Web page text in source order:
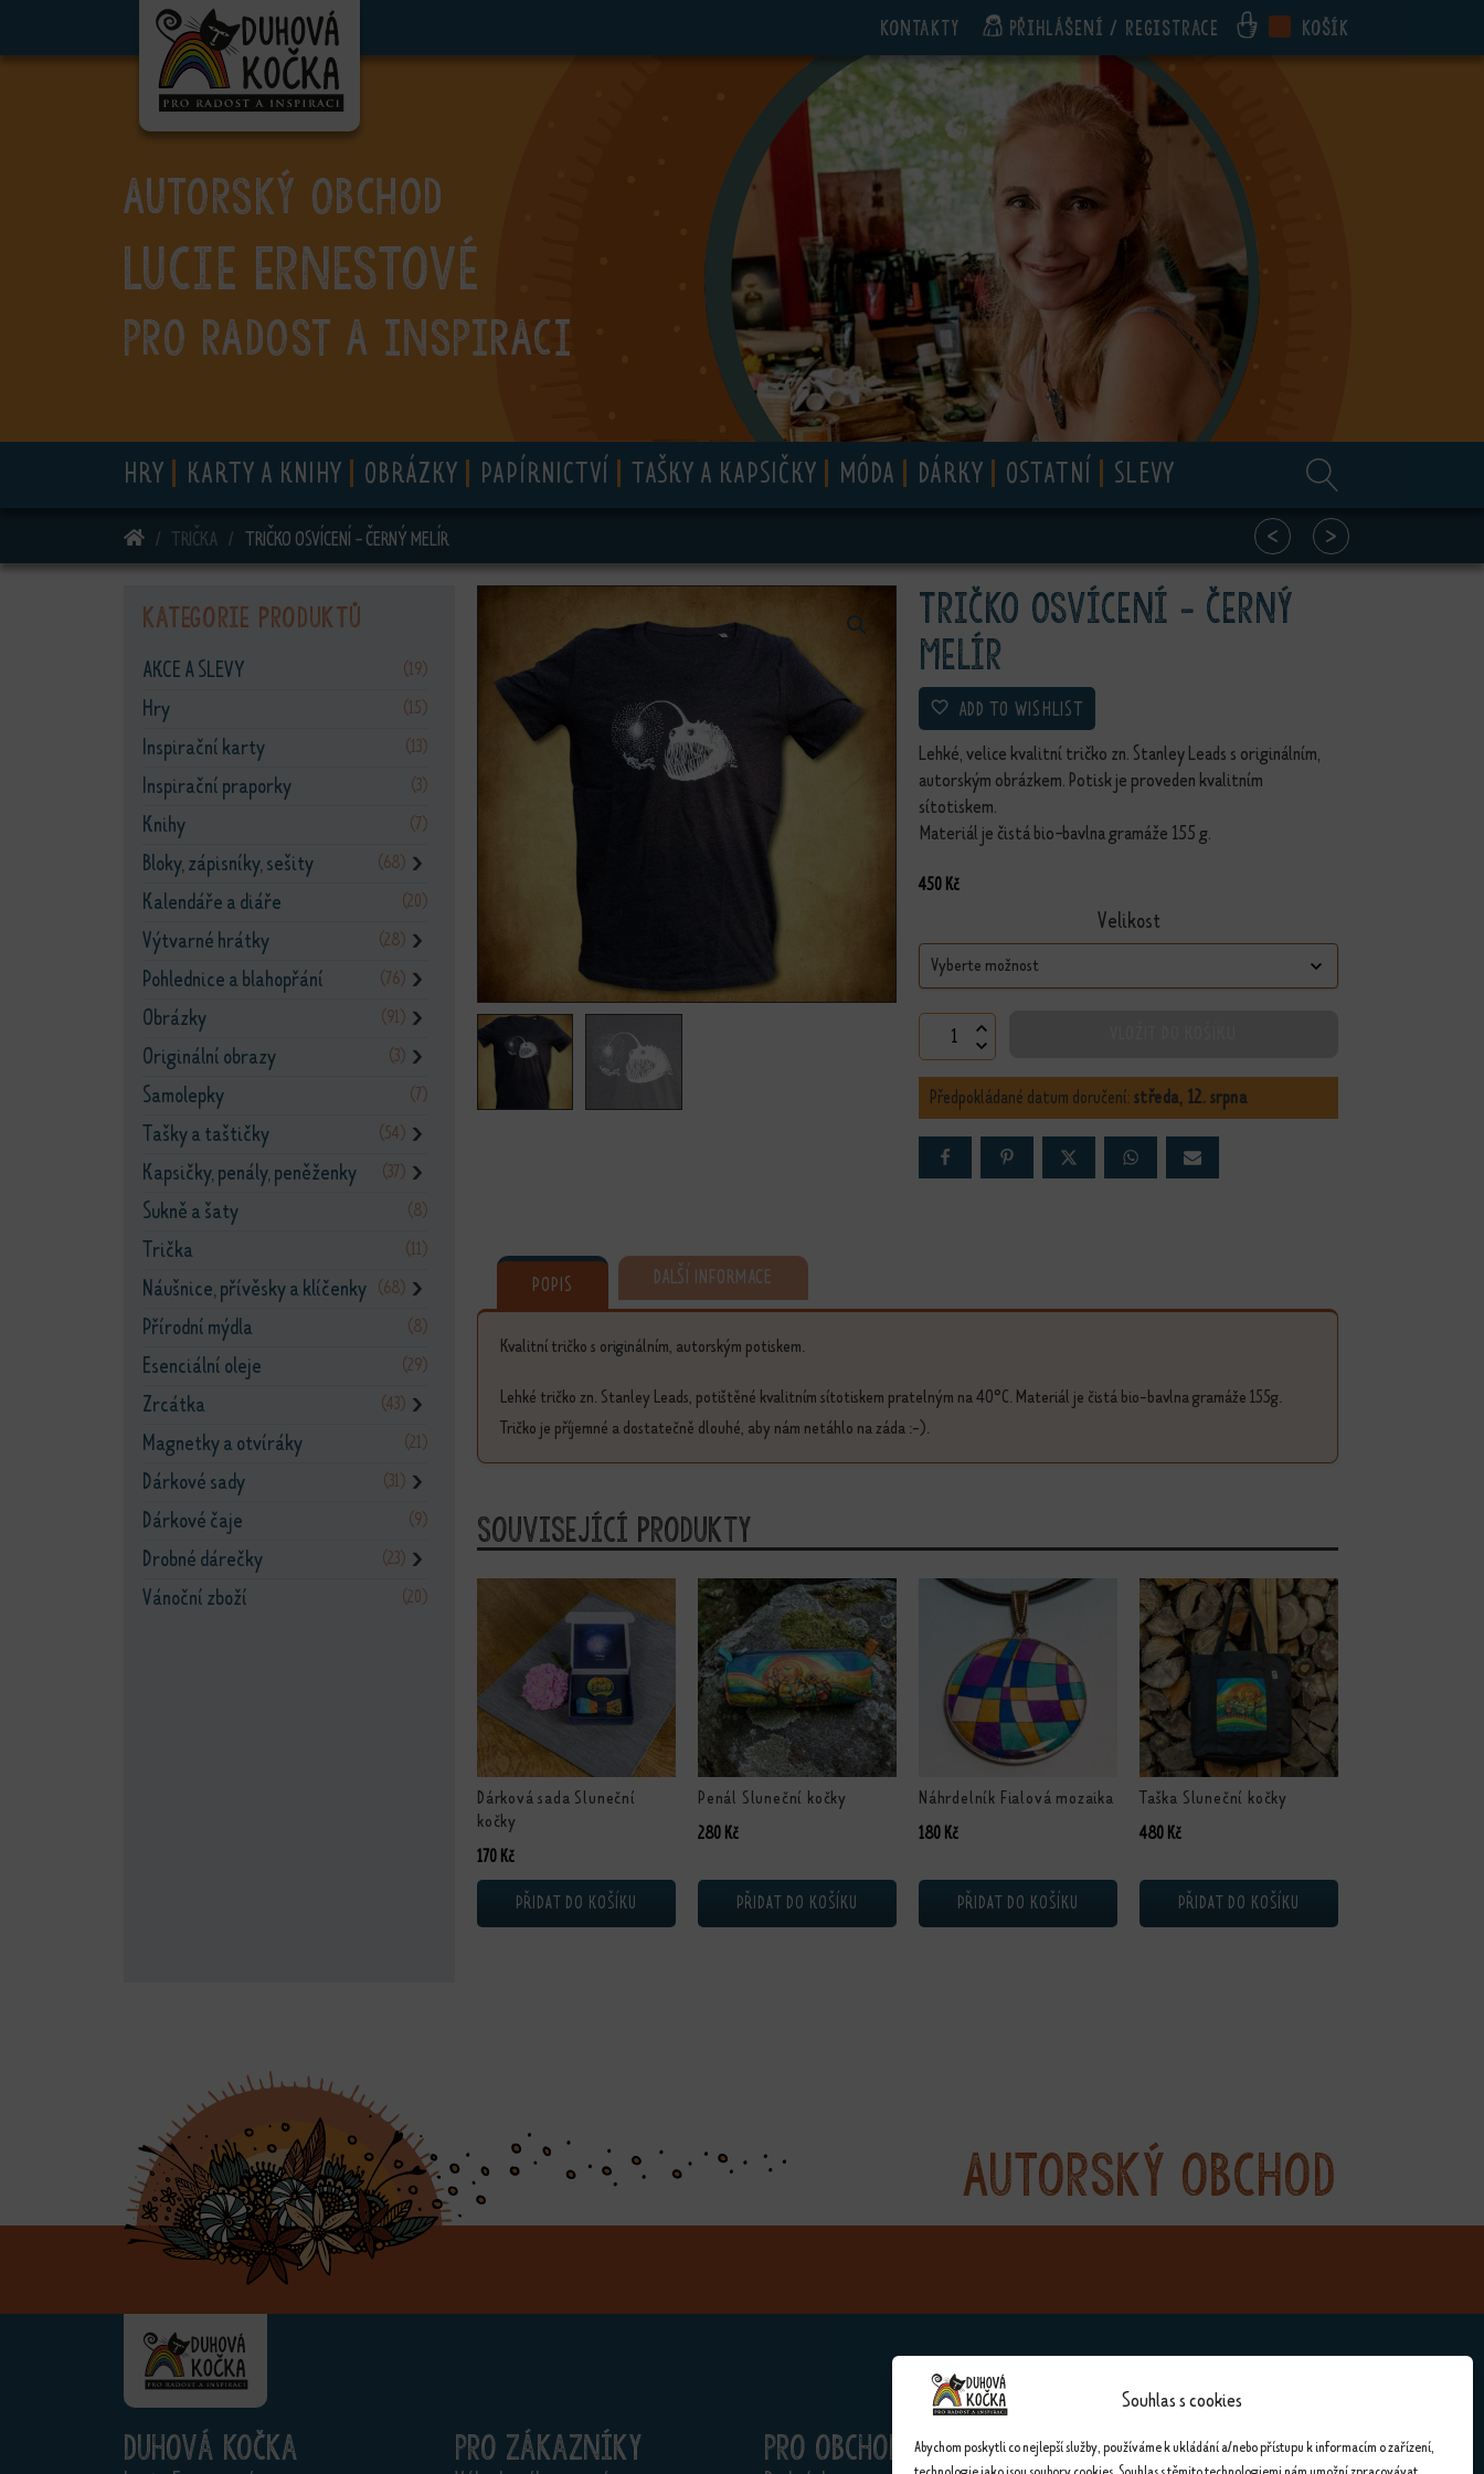
Souhlas s cookies
Abychom poskytli co nejlepší služby, používáme k ukládání a/nebo přístupu k informacím o zařízení,
Kontakty Přihlášení / registrace Košík
AUTORSKÝ OBCHOD
Lucie Ernestové
PRO RADOST A INSPIRACI
HRY KARTY A KNIHY OBRÁZKY PAPÍRNICTVÍ TAŠKY A KAPSIČKY MÓDA DÁRKY OSTATNÍ SLEVY
DOMŮTRIČKA TRIČKO OSVÍCENÍ - ČERNÝ MELÍR < >
Kategorie produktů
AKCE A SLEVY (19)
Hry (15)
Inspirační karty (13)
Inspirační praporky (3)
Knihy (7)
Bloky, zápisníky, sešity (68) ❯
Kalendáře a diáře (20)
Výtvarné hrátky (28) ❯
Pohlednice a blahopřání (76) ❯
Obrázky (91) ❯
Originální obrazy (3) ❯
Samolepky (7)
Tašky a taštičky (54) ❯
Kapsičky, penály, peněženky (37) ❯
Sukně a šaty (8)
Trička (11)
Náušnice, přívěsky a klíčenky (68) ❯
Přírodní mýdla (8)
Esenciální oleje (29)
Zrcátka (43) ❯
Magnetky a otvíráky (21)
Dárkové sady (31) ❯
Dárkové čaje (9)
Drobné dárečky (23) ❯
Vánoční zboží (20)
Tričko Osvícení - černý
melír
ADD TO WISHLIST
Lehké, velice kvalitní tričko zn. Stanley Leads s originálním,
autorským obrázkem. Potisk je proveden kvalitním
sítotiskem.
Materiál je čistá bio-bavlna gramáže 155 g.
450 Kč
Velikost
Tričko Osvícení - černý melír množství
Předpokládané datum doručení:středa, 12. srpna
POPIS DALŠÍ INFORMACE
Kvalitní tričko s originálním, autorským potiskem.
Lehké tričko zn. Stanley Leads, potištěné kvalitním sítotiskem pratelným na 40°C. Materiál je čistá bio-bavlna gramáže 155g.
Tričko je příjemné a dostatečně dlouhé, aby nám netáhlo na záda :-).
Související produkty
Dárková sada Sluneční
kočky
170 Kč
PŘIDAT DO KOŠÍKU
Penál Sluneční kočky
280 Kč
PŘIDAT DO KOŠÍKU
Náhrdelník Fialová mozaika
180 Kč
PŘIDAT DO KOŠÍKU
Taška Sluneční kočky
480 Kč
PŘIDAT DO KOŠÍKU
Autorský obchod
Duhová kočka Pro zákazníky Pro obchodníky Kontakty